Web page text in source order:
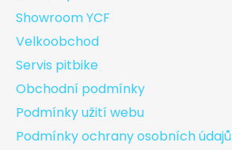
Showroom YCF
Velkoobchod
Servis pitbike
Obchodní podmínky
Podmínky užití webu
Podmínky ochrany osobních údajů